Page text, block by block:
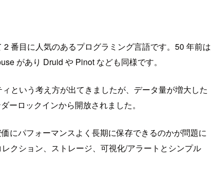
番目に人気のあるプログラミング言語です。50 年前は
があり Druid や Pinot なども同様です。
という考え方が出てきましたが、データ量が増大した
ーロックインから開放されました。
にパフォーマンスよく長期に保存できるのかが問題に
クション、ストレージ、可視化/アラートとシンプル